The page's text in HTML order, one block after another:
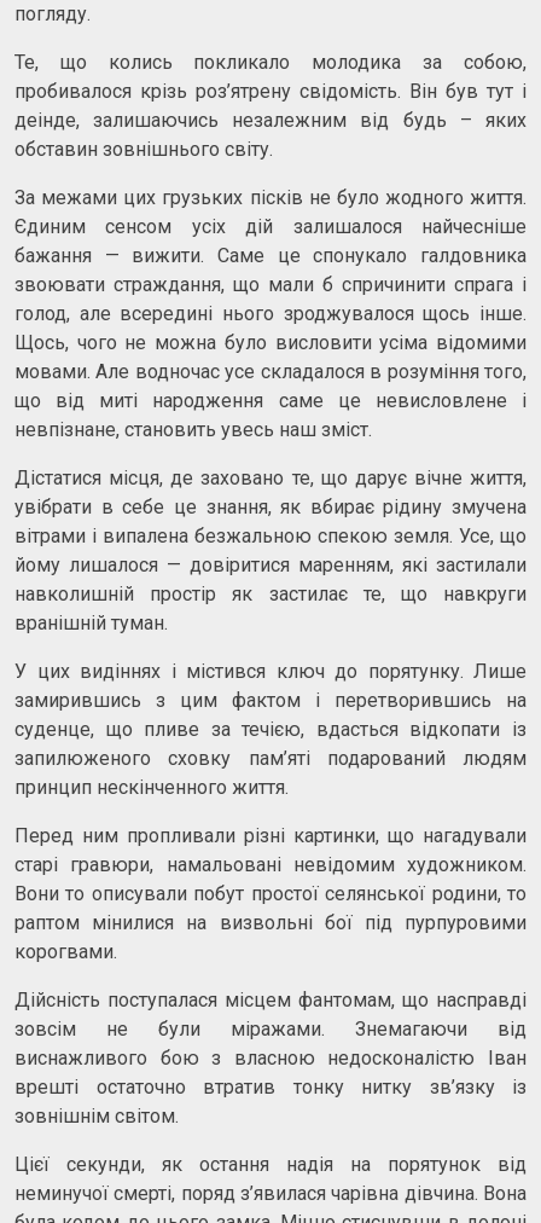
погляду.
Те, що колись покликало молодика за собою,
пробивалося крізь роз’ятрену свідомість. Він був тут і
деінде, залишаючись незалежним від будь – яких
обставин зовнішнього світу.
За межами цих грузьких пісків не було жодного життя.
Єдиним сенсом усіх дій залишалося найчесніше
бажання — вижити. Саме це спонукало галдовника
звоювати страждання, що мали б спричинити спрага і
голод, але всередині нього зроджувалося щось інше.
Щось, чого не можна було висловити усіма відомими
мовами. Але водночас усе складалося в розуміння того,
що від миті народження саме це невисловлене і
невпізнане, становить увесь наш зміст.
Дістатися місця, де заховано те, що дарує вічне життя,
увібрати в себе це знання, як вбирає рідину змучена
вітрами і випалена безжальною спекою земля. Усе, що
йому лишалося — довіритися маренням, які застилали
навколишній простір як застилає те, що навкруги
вранішній туман.
У цих видіннях і містився ключ до порятунку. Лише
замирившись з цим фактом і перетворившись на
суденце, що пливе за течією, вдасться відкопати із
запилюженого сховку пам’яті подарований людям
принцип нескінченного життя.
Перед ним пропливали різні картинки, що нагадували
старі гравюри, намальовані невідомим художником.
Вони то описували побут простої селянської родини, то
раптом мінилися на визвольні бої під пурпуровими
корогвами.
Дійсність поступалася місцем фантомам, що насправді
зовсім не були міражами. Знемагаючи від
виснажливого бою з власною недосконалістю Іван
врешті остаточно втратив тонку нитку зв’язку із
зовнішнім світом.
Цієї секунди, як остання надія на порятунок від
неминучої смерті, поряд з’явилася чарівна дівчина. Вона